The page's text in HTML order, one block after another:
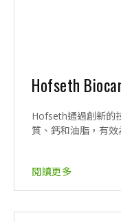
Hofseth
Hofseth通過創新的
質、鈣和油脂，有效
閱讀更多